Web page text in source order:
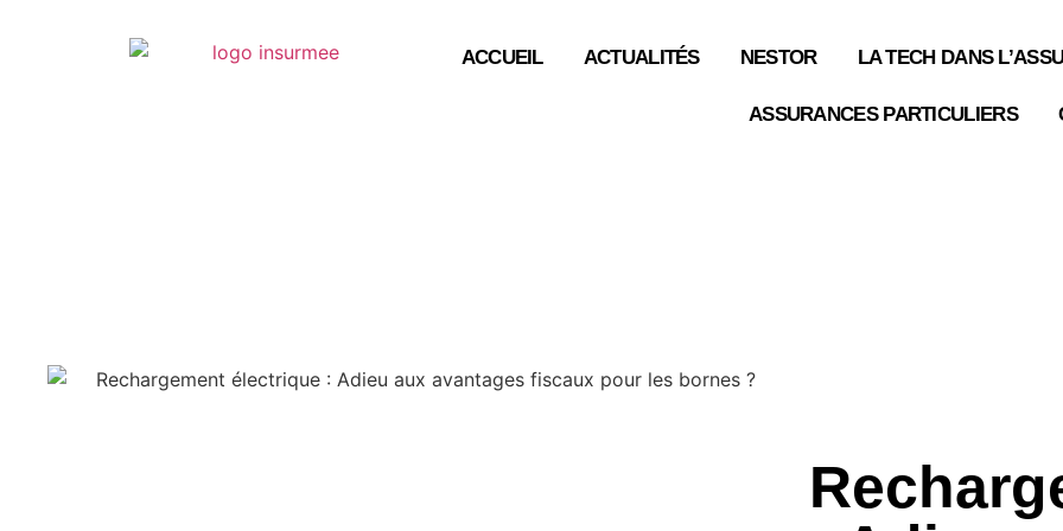
ACCUEIL ACTUALITÉS NESTOR LA TECH DANS
ASSURANCES PARTICULIERS